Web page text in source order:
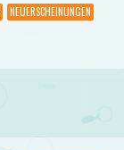
NEUERSCHEINUNGEN